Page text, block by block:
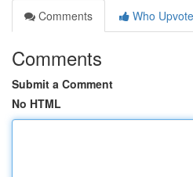
Comments
Who
Comments
Submit a Comment
No HTML